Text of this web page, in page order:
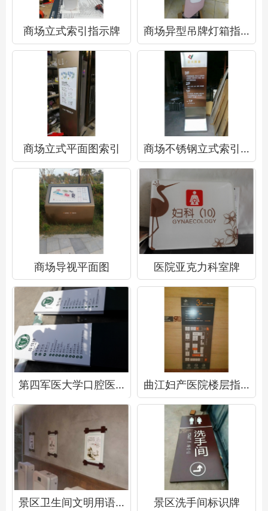
商场立式索引指示牌 商场异型吊牌灯箱指示牌
商场立式平面图索引 商场不锈钢立式索引指示牌
商场导视平面图 医院亚克力科室牌
第四军医大学口腔医院索引指示牌 曲江妇产医院楼层指示牌
景区卫生间文明用语提示牌 景区洗手间标识牌